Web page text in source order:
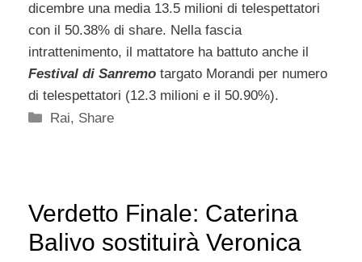
dicembre una media 13.5 milioni di telespettatori
con il 50.38% di share. Nella fascia
intrattenimento, il mattatore ha battuto anche il
Festival di Sanremo targato Morandi per numero
di telespettatori (12.3 milioni e il 50.90%).
Categorie
Rai, Share
Verdetto Finale: Caterina
Balivo sostituirà Veronica